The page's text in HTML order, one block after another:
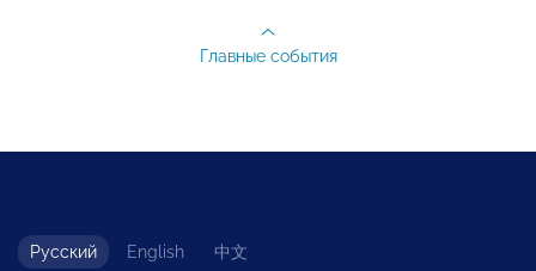
Главные события
Русский English 中文